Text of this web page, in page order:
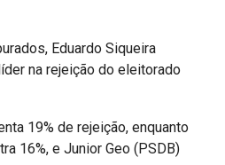
Eduardo Siqueira
na rejeição do eleitorado
19% de rejeição, enquanto
16%, e Junior Geo (PSDB)